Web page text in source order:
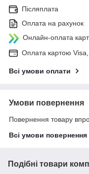
Післяплата
Оплата на рахунок
Онлайн-оплата
Оплата картою
Всі умови оплати
Умови повернення
Повернення товару
Всі умови повернення
Подібні товари